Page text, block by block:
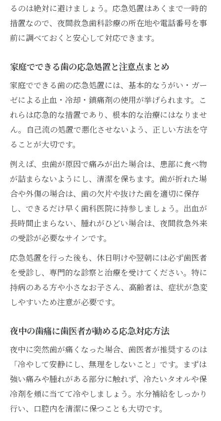
るのは絶対に避けましょう。応急処置はあくまで一時的
措置なので、夜間救急歯科診療の所在地や電話番号を事
前に調べておくと安心して対応できます。
家庭でできる歯の応急処置と注意点まとめ
家庭でできる歯の応急処置には、基本的なうがい・ガー
ゼによる止血・冷却・鎮痛剤の使用が挙げられます。こ
れらは応急的な措置であり、根本的な治療にはなりませ
ん。自己流の処置で悪化させないよう、正しい方法を守
ることが大切です。
例えば、虫歯が原因で痛みが出た場合は、患部に食べ物
が詰まらないようにし、清潔を保ちます。歯が折れた場
合や外傷の場合は、歯の欠片や抜けた歯を適切に保存
し、できるだけ早く歯科医院に持参しましょう。出血が
長時間止まらない、腫れがひどい場合は、夜間救急外来
の受診が必要なサインです。
応急処置を行った後も、休日明けや翌朝には必ず歯医者
を受診し、専門的な診察と治療を受けてください。特に
持病のある方や小さなお子さん、高齢者は、症状が急変
しやすいため注意が必要です。
夜中の歯痛に歯医者が勧める応急対応方法
夜中に突然歯が痛くなった場合、歯医者が推奨するのは
「冷やして安静にし、無理をしないこと」です。まずは
強い痛みや腫れがある部分に触れず、冷たいタオルや保
冷剤を頬に当てて冷やしましょう。水分補給をしっかり
行い、口腔内を清潔に保つことも大切です。